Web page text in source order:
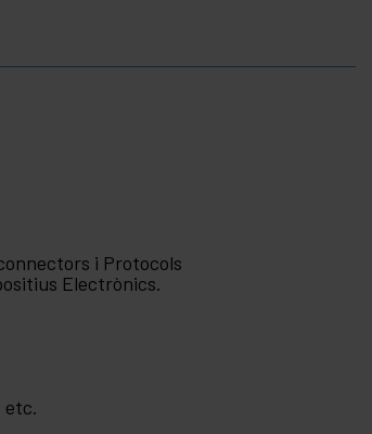
i Protocols
Electrònics.
etc.